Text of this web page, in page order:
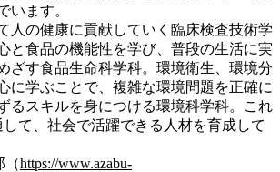
います。
人の健康に貢献していく臨床検査技術学
と食品の機能性を学び、普段の生活に実
ざす食品生命科学科。環境衛生、環境分
に学ぶことで、複雑な環境問題を正確に
るスキルを身につける環境科学科。これ
て、社会で活躍できる人材を育成して
（https://www.azabu-